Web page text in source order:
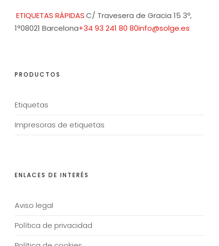
ETIQUETAS RÁPIDASC/ Travesera de Gracia 15 3º,
1ª08021 Barcelona+34 93 241 80 80info@solge.es
PRODUCTOS
Etiquetas
Impresoras de etiquetas
ENLACES DE INTERÉS
Aviso legal
Política de privacidad